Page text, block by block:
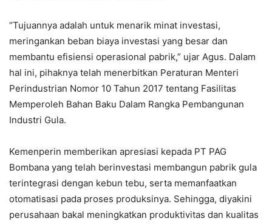
“Tujuannya adalah untuk menarik minat investasi,
meringankan beban biaya investasi yang besar dan
membantu efisiensi operasional pabrik,” ujar Agus. Dalam
hal ini, pihaknya telah menerbitkan Peraturan Menteri
Perindustrian Nomor 10 Tahun 2017 tentang Fasilitas
Memperoleh Bahan Baku Dalam Rangka Pembangunan
Industri Gula.
Kemenperin memberikan apresiasi kepada PT PAG
Bombana yang telah berinvestasi membangun pabrik gula
terintegrasi dengan kebun tebu, serta memanfaatkan
otomatisasi pada proses produksinya. Sehingga, diyakini
perusahaan bakal meningkatkan produktivitas dan kualitas